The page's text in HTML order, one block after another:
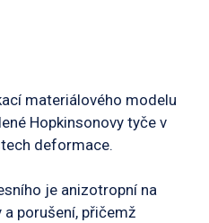
materiálového modelu
Hopkinsonovy tyče v
deformace.
je anizotropní na
porušení, přičemž